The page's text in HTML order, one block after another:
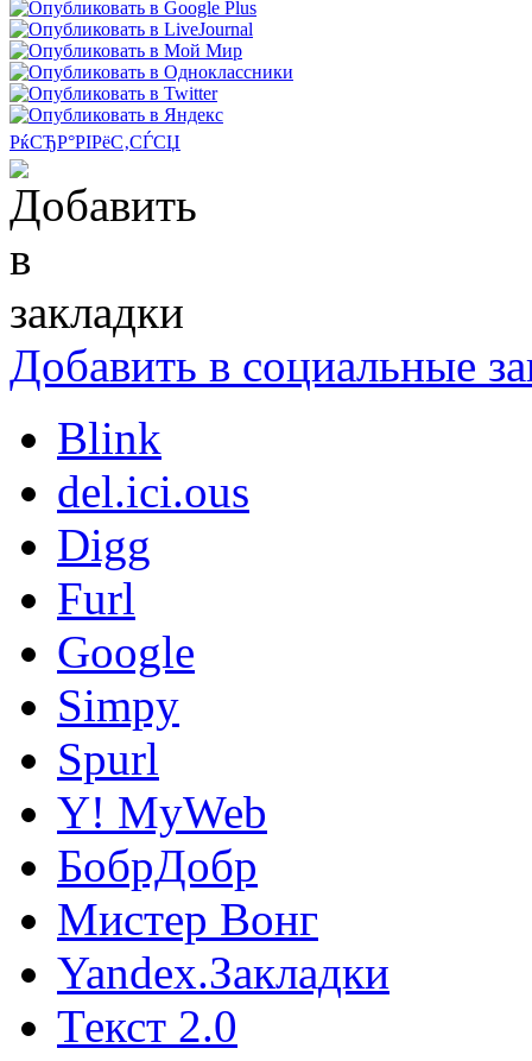
РќСЂР°РІРёС‚СЃСЏ
Добавить в социальные
Blink
del.ici.ous
Digg
Furl
Google
Simpy
Spurl
Y! MyWeb
БобрДобр
Мистер Вонг
Yandex.Закладки
Текст 2.0